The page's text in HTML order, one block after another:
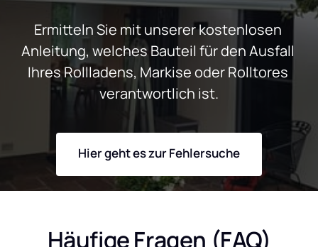
Ermitteln Sie mit unserer kostenlosen
Anleitung, welches Bauteil für den Ausfall
Ihres Rollladens, Markise oder Rolltores
verantwortlich ist.
Hier geht es zur Fehlersuche
Häufige Fragen (FAQ)